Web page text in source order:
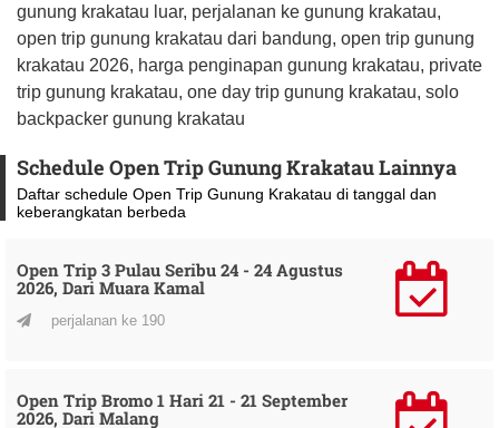
gunung krakatau luar, perjalanan ke gunung krakatau,
open trip gunung krakatau dari bandung, open trip gunung
krakatau 2026, harga penginapan gunung krakatau, private
trip gunung krakatau, one day trip gunung krakatau, solo
backpacker gunung krakatau
Schedule Open Trip Gunung Krakatau Lainnya
Daftar schedule Open Trip Gunung Krakatau di tanggal dan
keberangkatan berbeda
Open Trip 3 Pulau Seribu 24 - 24 Agustus
2026, Dari Muara Kamal
perjalanan ke 190
Open Trip Bromo 1 Hari 21 - 21 September
2026, Dari Malang